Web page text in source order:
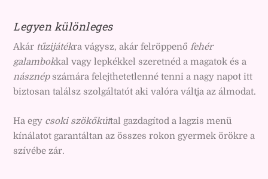
Legyen különleges
Akár tűzijátékra vágysz, akár felröppenőfehér
galambokkal vagy lepkékkel szeretnéd a magatok és a
násznépszámára felejthetetlenné tenni a nagy napot itt
biztosan találsz szolgáltatót aki valóra váltja az álmodat.
Ha egy csoki szökőkúttal gazdagítod a lagzis menü
kínálatot garantáltan az összes rokon gyermek örökre a
szívébe zár.